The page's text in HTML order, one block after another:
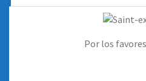
Por los